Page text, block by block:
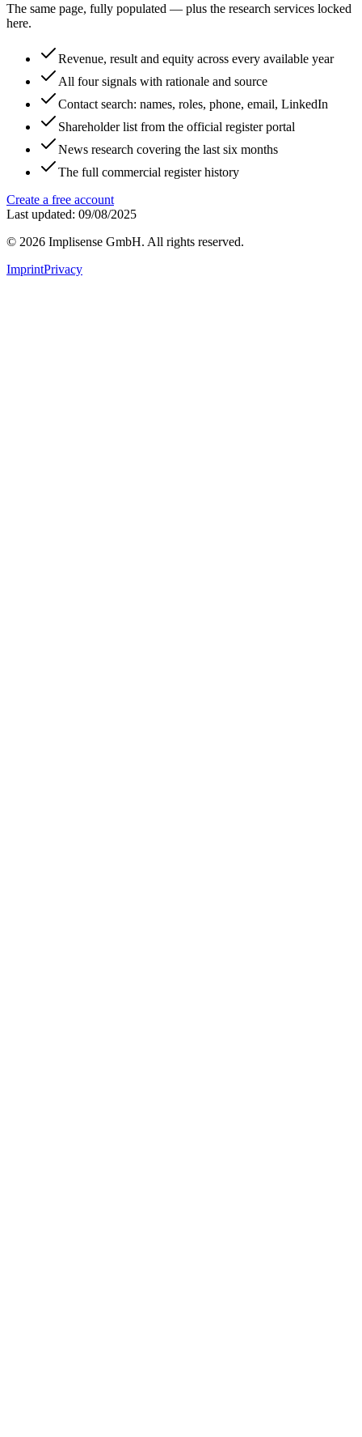
The same page, fully populated — plus the research services locked
here.
Revenue, result and equity across every available year
All four signals with rationale and source
Contact search: names, roles, phone, email, LinkedIn
Shareholder list from the official register portal
News research covering the last six months
The full commercial register history
Create a free account
Last updated: 09/08/2025
© 2026 Implisense GmbH. All rights reserved.
ImprintPrivacy